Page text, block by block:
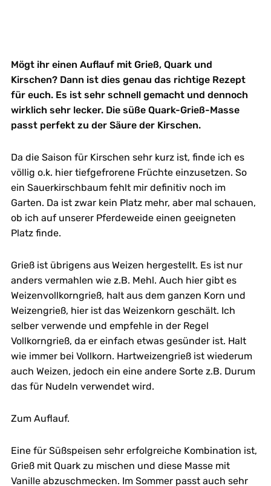
Mögt ihr einen Auflauf mit Grieß, Quark und
Kirschen? Dann ist dies genau das richtige Rezept
für euch. Es ist sehr schnell gemacht und dennoch
wirklich sehr lecker. Die süße Quark-Grieß-Masse
passt perfekt zu der Säure der Kirschen.
Da die Saison für Kirschen sehr kurz ist, finde ich es
völlig o.k. hier tiefgefrorene Früchte einzusetzen. So
ein Sauerkirschbaum fehlt mir definitiv noch im
Garten. Da ist zwar kein Platz mehr, aber mal schauen,
ob ich auf unserer Pferdeweide einen geeigneten
Platz finde.
Grieß ist übrigens aus Weizen hergestellt. Es ist nur
anders vermahlen wie z.B. Mehl. Auch hier gibt es
Weizenvollkorngrieß, halt aus dem ganzen Korn und
Weizengrieß, hier ist das Weizenkorn geschält. Ich
selber verwende und empfehle in der Regel
Vollkorngrieß, da er einfach etwas gesünder ist. Halt
wie immer bei Vollkorn. Hartweizengrieß ist wiederum
auch Weizen, jedoch ein eine andere Sorte z.B. Durum
das für Nudeln verwendet wird.
Zum Auflauf.
Eine für Süßspeisen sehr erfolgreiche Kombination ist,
Grieß mit Quark zu mischen und diese Masse mit
Vanille abzuschmecken. Im Sommer passt auch sehr